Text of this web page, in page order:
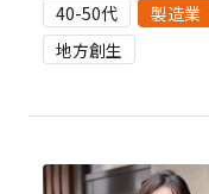
40-50代 製造業
地方創生